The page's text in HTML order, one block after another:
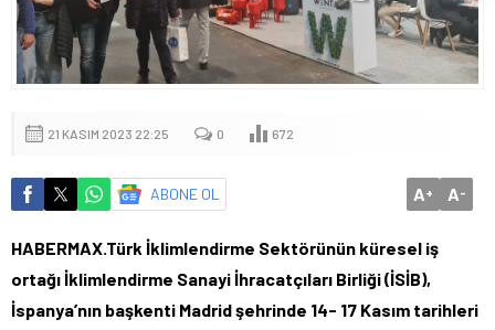
21 KASIM 2023 22:25 0 672
ABONE OL A+ A-
HABERMAX.Türk İklimlendirme Sektörünün küresel iş
ortağı İklimlendirme Sanayi İhracatçıları Birliği (İSİB),
İspanya’nın başkenti Madrid şehrinde 14- 17 Kasım tarihleri